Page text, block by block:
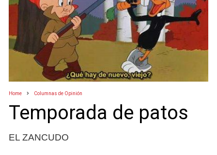
Home Columnas de Opinión
Temporada de patos
EL ZANCUDO